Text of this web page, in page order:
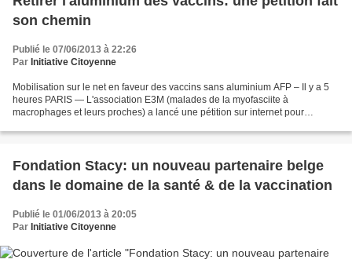
son chemin
Publié le 07/06/2013 à 22:26
Par Initiative Citoyenne
Mobilisation sur le net en faveur des vaccins sans aluminium AFP – Il y a 5
heures PARIS — L'association E3M (malades de la myofasciite à
macrophages et leurs proches) a lancé une pétition sur internet pour
Fondation Stacy: un nouveau partenaire belge
dans le domaine de la santé & de la vaccination
Publié le 01/06/2013 à 20:05
Par Initiative Citoyenne